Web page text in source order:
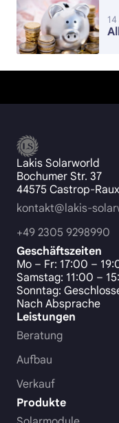
Lakis Solarworld
Bochumer Str. 37
44575 Castrop-
kontakt@lakis-
+49 2305 9298990
Geschäftszeiten
Mo – Fr: 17:00 –
Samstag: 11:00 –
Sonntag:
Nach Absprache
Leistungen
Beratung
Aufbau
Verkauf
Produkte